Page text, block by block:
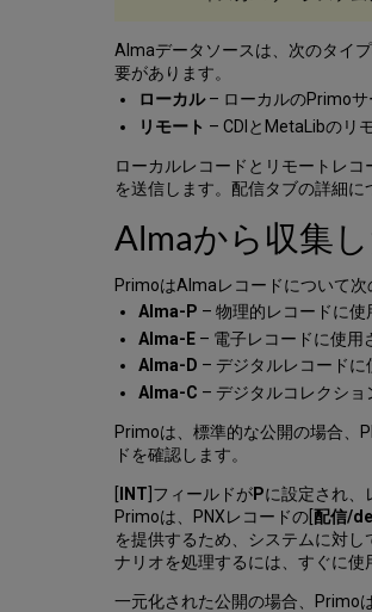
Almaデータソースは、次のタイ
要があります。
ローカル– ローカルのPrimoサ
リモート – CDIとMetaLibのリ
ローカルレコードとリモートレ
を送信します。配信タブの詳細に
Almaから収集
PrimoはAlmaレコードについて次
Alma-P – 物理的レコードに使
Alma-E– 電子レコードに使用
Alma-D – デジタルレコードに
Alma-C – デジタルコレクショ
Primoは、標準的な公開の場合、
ドを確認します。
[INT]フィールドがPに設定され、
Primoは、PNXレコードの[配信/
を提供するため、システムに対
ナリオを処理するには、すぐに
一元化された公開の場合、Primo